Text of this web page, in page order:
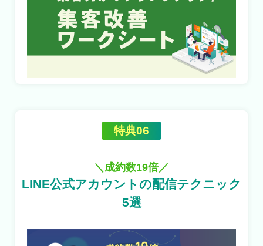
特典06
＼成約数19倍／
LINE公式アカウントの配信テクニック
5選